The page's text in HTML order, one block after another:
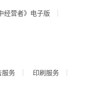
经营者》电子版
服务
印刷服务